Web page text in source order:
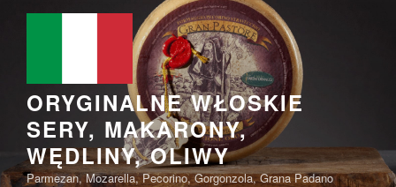
Przejdź
ORYGINALNE WŁOSKIE
SERY, MAKARONY,
WĘDLINY, OLIWY
Parmezan, Mozarella, Pecorino, Gorgonzola, Grana Padano